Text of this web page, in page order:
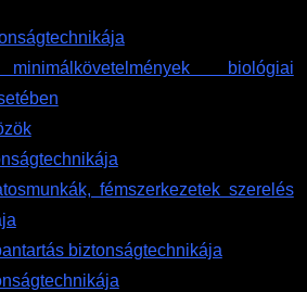
biológiai
fémszerkezetek szerelés
biztonságtechnikája